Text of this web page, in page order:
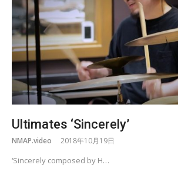
Ultimates ‘Sincerely’
NMAP.video 2018年10月19日
‘Sincerely composed by H…